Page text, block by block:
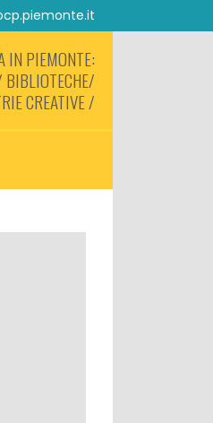
IN PIEMONTE:
CREATIVE /